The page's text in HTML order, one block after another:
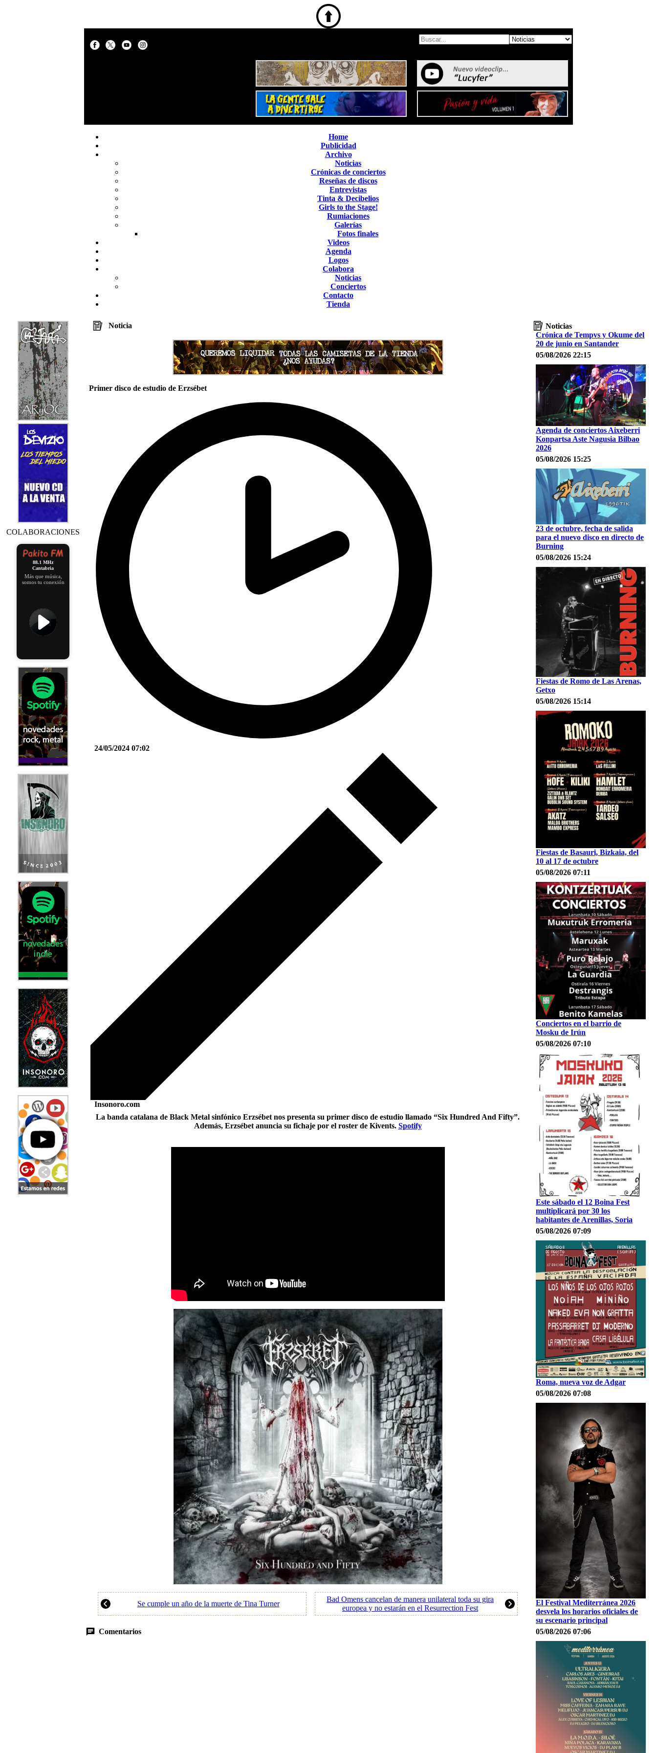
Home
Publicidad
Archivo
Noticias
Crónicas de conciertos
Reseñas de discos
Entrevistas
Tinta & Decibelios
Girls to the Stage!
Rumiaciones
Galerías
Fotos finales
Videos
Agenda
Logos
Colabora
Noticias
Conciertos
Contacto
Tienda
COLABORACIONES
88.1 MHz
Cantabria
Más que música,
somos tu conexión
Noticia
Primer disco de estudio de Erzsébet
24/05/2024 07:02
Insonoro.com
La banda catalana de Black Metal sinfónico Erzsébet nos presenta su primer disco de estudio llamado “Six Hundred And Fifty”.
Además, Erzsébet anuncia su fichaje por el roster de Kivents. Spotify
Se cumple un año de la muerte de Tina Turner
Bad Omens cancelan de manera unilateral toda su gira
europea y no estarán en el Resurrection Fest
Comentarios
Noticias
Crónica de Tempvs y Okume del
20 de junio en Santander
05/08/2026 22:15
Agenda de conciertos Aixeberri
Konpartsa Aste Nagusia Bilbao
2026
05/08/2026 15:25
23 de octubre, fecha de salida
para el nuevo disco en directo de
Burning
05/08/2026 15:24
Fiestas de Romo de Las Arenas,
Getxo
05/08/2026 15:14
Fiestas de Basauri, Bizkaia, del
10 al 17 de octubre
05/08/2026 07:11
Conciertos en el barrio de
Mosku de Irún
05/08/2026 07:10
Este sábado el 12 Boina Fest
multiplicará por 30 los
habitantes de Arenillas, Soria
05/08/2026 07:09
Roma, nueva voz de Adgar
05/08/2026 07:08
El Festival Mediterránea 2026
desvela los horarios oficiales de
su escenario principal
05/08/2026 07:06